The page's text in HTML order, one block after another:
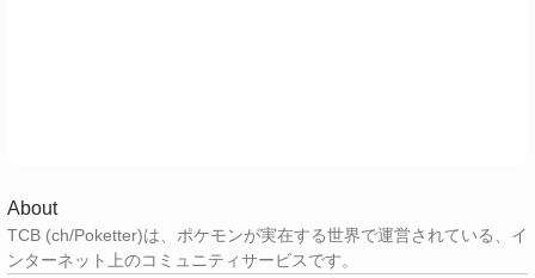
About
TCB (ch/Poketter)は、ポケモンが実在する世界で運営されている、イ
ンターネット上のコミュニティサービスです。